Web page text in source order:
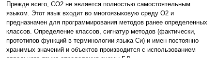
Прежде всего, CO2 не является полностью самостоятельным
языком. Этот язык входит во многоязыковую среду O2 и
предназначен для программирования методов ранее определенных
классов. Определение классов, сигнатур методов (фактически,
прототипов функций в терминологии языка Си) и имен постоянно
хранимых значений и объектов производится с использованием